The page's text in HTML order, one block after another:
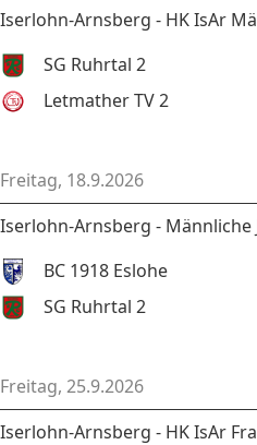
Iserlohn-Arnsberg - HK IsAr
SG Ruhrtal 2
Letmather TV 2
Freitag, 18.9.2026
Iserlohn-Arnsberg - Männliche
BC 1918 Eslohe
SG Ruhrtal 2
Freitag, 25.9.2026
Iserlohn-Arnsberg - HK IsAr